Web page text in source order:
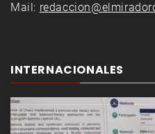
Mail:
INTERNACIONALES